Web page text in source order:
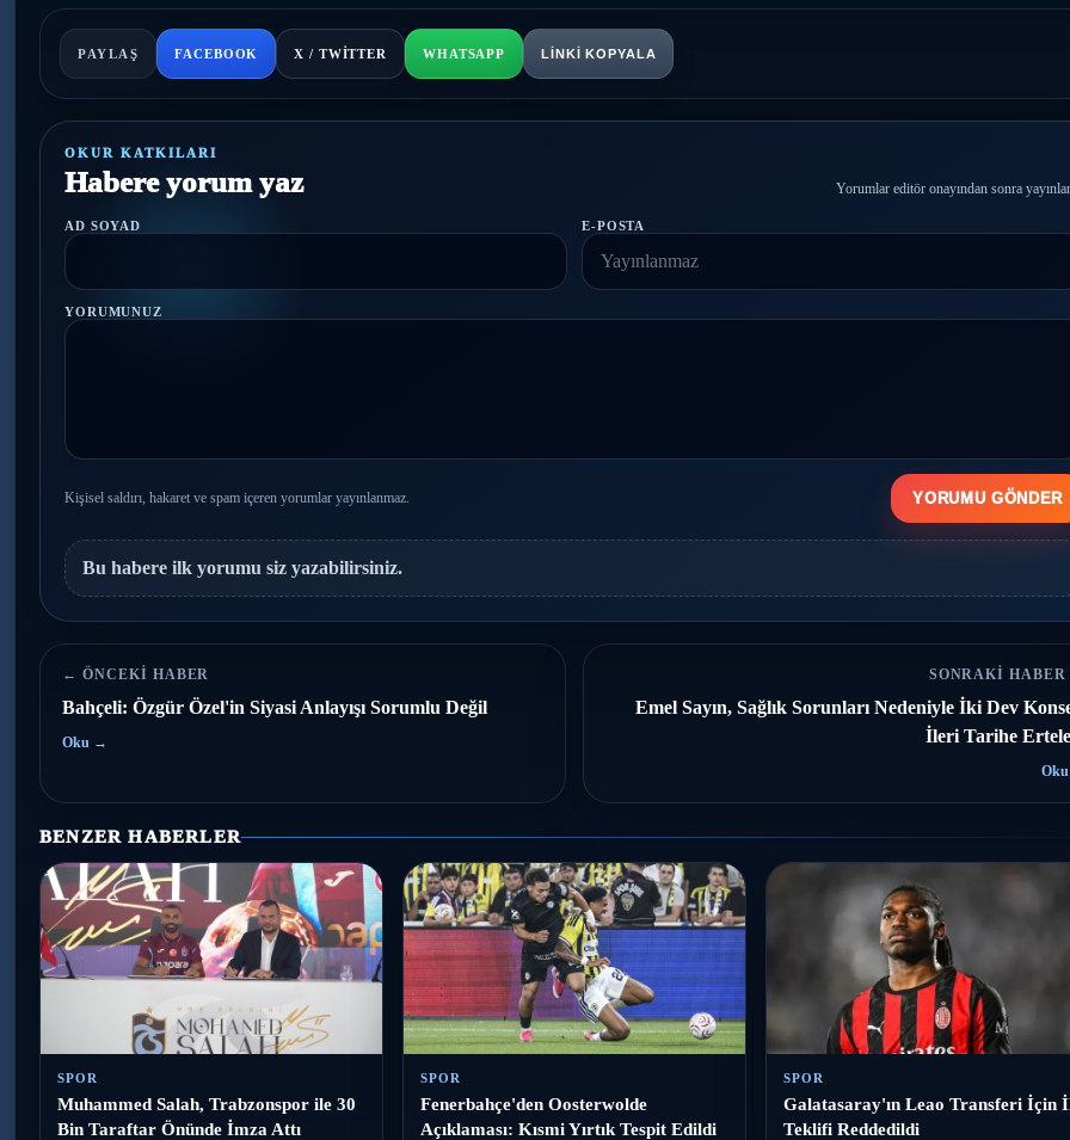
PAYLAŞ FACEBOOK X / TWITTER WHATSAPP LINKI KOPYALA
OKUR KATKILARI
Habere yorum yaz Yorumlar editör onayından sonra
AD SOYAD E-POSTA
YORUMUNUZ
Kişisel saldırı, hakaret ve spam içeren yorumlar yayınlanmaz. YORUMU GÖNDER
Bu habere ilk yorumu siz yazabilirsiniz.
← ÖNCEKI HABER
Bahçeli: Özgür Özel'in Siyasi Anlayışı Sorumlu Değil
Oku →
SONRAKI
Emel Sayın, Sağlık Sorunları Nedeniyle İki Dev
İleri Tarihe
BENZER HABERLER
SPOR
Muhammed Salah, Trabzonspor ile 30
Bin Taraftar Önünde İmza Attı
SPOR
Fenerbahçe'den Oosterwolde
Açıklaması: Kısmi Yırtık Tespit Edildi
SPOR
Galatasaray'ın Leao Transferi İçin
Teklifi Reddedildi